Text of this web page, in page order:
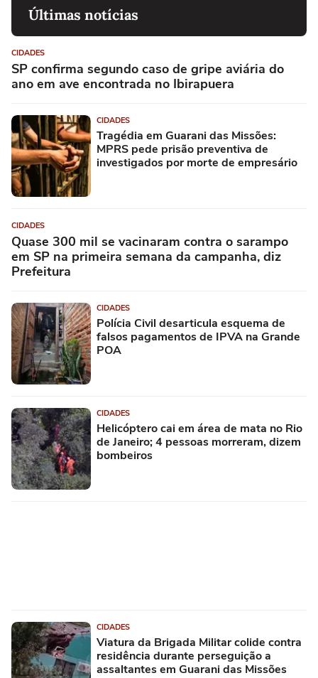
Últimas notícias
CIDADES
SP confirma segundo caso de gripe aviária do
ano em ave encontrada no Ibirapuera
CIDADES
Tragédia em Guarani das Missões:
MPRS pede prisão preventiva de
investigados por morte de empresário
CIDADES
Quase 300 mil se vacinaram contra o sarampo
em SP na primeira semana da campanha, diz
Prefeitura
CIDADES
Polícia Civil desarticula esquema de
falsos pagamentos de IPVA na Grande
POA
CIDADES
Helicóptero cai em área de mata no Rio
de Janeiro; 4 pessoas morreram, dizem
bombeiros
CIDADES
Viatura da Brigada Militar colide contra
residência durante perseguição a
assaltantes em Guarani das Missões